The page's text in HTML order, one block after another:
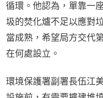
循環。他認為，單靠一
圾的焚化爐不足以應對
當成熟，希望局方交代
在何處設立。
環境保護署副署長伍江